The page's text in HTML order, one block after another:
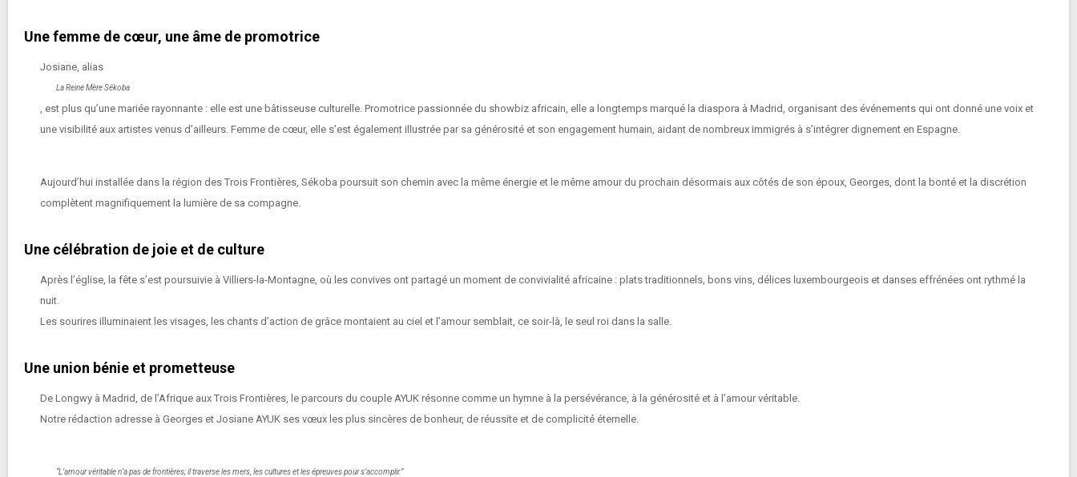
Une femme de cœur, une âme de promotrice
Josiane, alias
La Reine Mère Sékoba
, est plus qu’une mariée rayonnante : elle est une bâtisseuse culturelle. Promotrice passionnée du showbiz africain, elle a longtemps marqué la diaspora à Madrid, organisant des événements qui ont donné une voix et
une visibilité aux artistes venus d’ailleurs. Femme de cœur, elle s’est également illustrée par sa générosité et son engagement humain, aidant de nombreux immigrés à s’intégrer dignement en Espagne.
Aujourd’hui installée dans la région des Trois Frontières, Sékoba poursuit son chemin avec la même énergie et le même amour du prochain désormais aux côtés de son époux, Georges, dont la bonté et la discrétion
complètent magnifiquement la lumière de sa compagne.
Une célébration de joie et de culture
Après l’église, la fête s’est poursuivie à Villiers-la-Montagne, où les convives ont partagé un moment de convivialité africaine : plats traditionnels, bons vins, délices luxembourgeois et danses effrénées ont rythmé la
nuit.
Les sourires illuminaient les visages, les chants d’action de grâce montaient au ciel et l’amour semblait, ce soir-là, le seul roi dans la salle.
Une union bénie et prometteuse
De Longwy à Madrid, de l’Afrique aux Trois Frontières, le parcours du couple AYUK résonne comme un hymne à la persévérance, à la générosité et à l’amour véritable.
Notre rédaction adresse à Georges et Josiane AYUK ses vœux les plus sincères de bonheur, de réussite et de complicité éternelle.
“L’amour véritable n’a pas de frontières; il traverse les mers, les cultures et les épreuves pour s’accomplir.”